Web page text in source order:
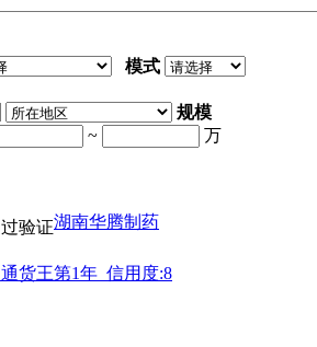
模式
规模
~ 万
湖南华腾制药
通货王第1年 信用度:8